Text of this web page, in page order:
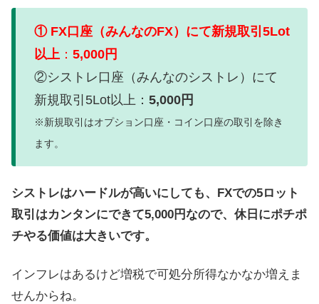
① FX口座（みんなのFX）にて新規取引5Lot
以上： 5,000円
②シストレ口座（みんなのシストレ）にて
新規取引5Lot以上： 5,000円
※新規取引はオプション口座・コイン口座の取引を除き
ます。
シストレはハードルが高いにしても、FXでの5ロット
取引はカンタンにできて5,000円なので、休日にポチポ
チやる価値は大きいです。
インフレはあるけど増税で可処分所得なかなか増えま
せんからね。